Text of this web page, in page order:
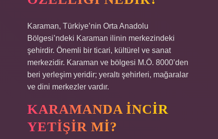
Karaman, Türkiye’nin Orta Anadolu
Bölgesi’ndeki Karaman ilinin merkezindeki
şehirdir. Önemli bir ticari, kültürel ve sanat
merkezidir. Karaman ve bölgesi M.Ö. 8000’den
beri yerleşim yeridir; yeraltı şehirleri, mağaralar
ve dini merkezler vardır.
KARAMANDA INCIR
YETIŞIR MI?